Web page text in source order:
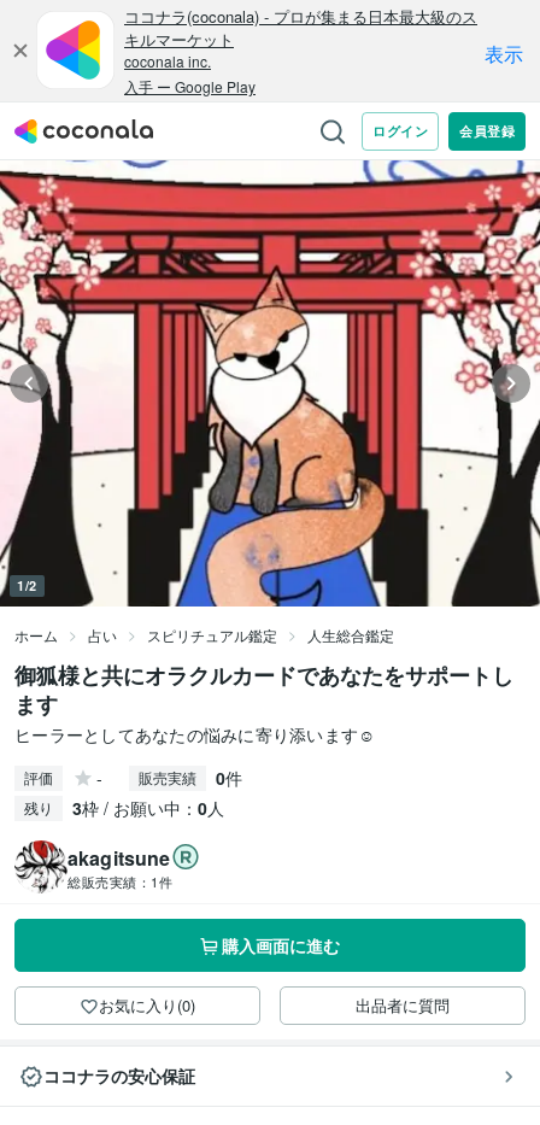
1/2
ホーム 占い スピリチュアル鑑定 人生総合鑑定
御狐様と共にオラクルカードであなたをサポートし
ます
ヒーラーとしてあなたの悩みに寄り添います☺️
評価 - 販売実績 0件
残り 3枠 / お願い中： 0人
akagitsune
総販売実績： 1件
購入画面に進む
お気に入り(0) 出品者に質問
ココナラの安心保証